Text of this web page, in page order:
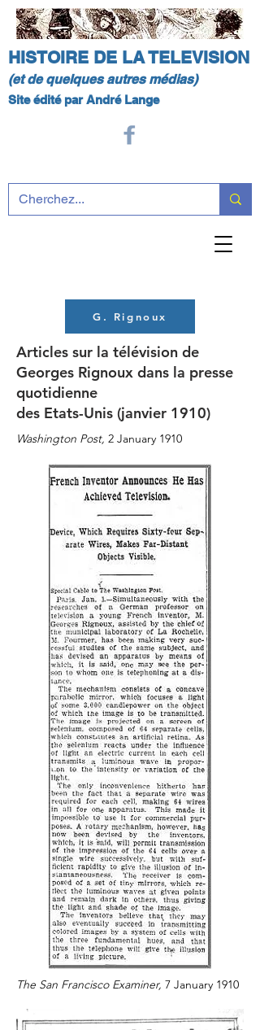
HISTOIRE DE LA TELEVISION
(et de quelques autres médias)
Site édité par André Lange
G. Rignoux
Articles sur la télévision de
Georges Rignoux dans la presse
quotidienne
des Etats-Unis (janvier 1910)
Washington Post, 2 January 1910
The San Francisco Examiner, 7 January 1910